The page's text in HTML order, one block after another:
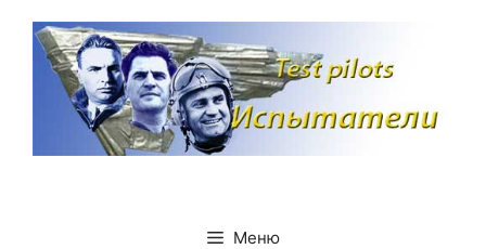
содержимому
Меню